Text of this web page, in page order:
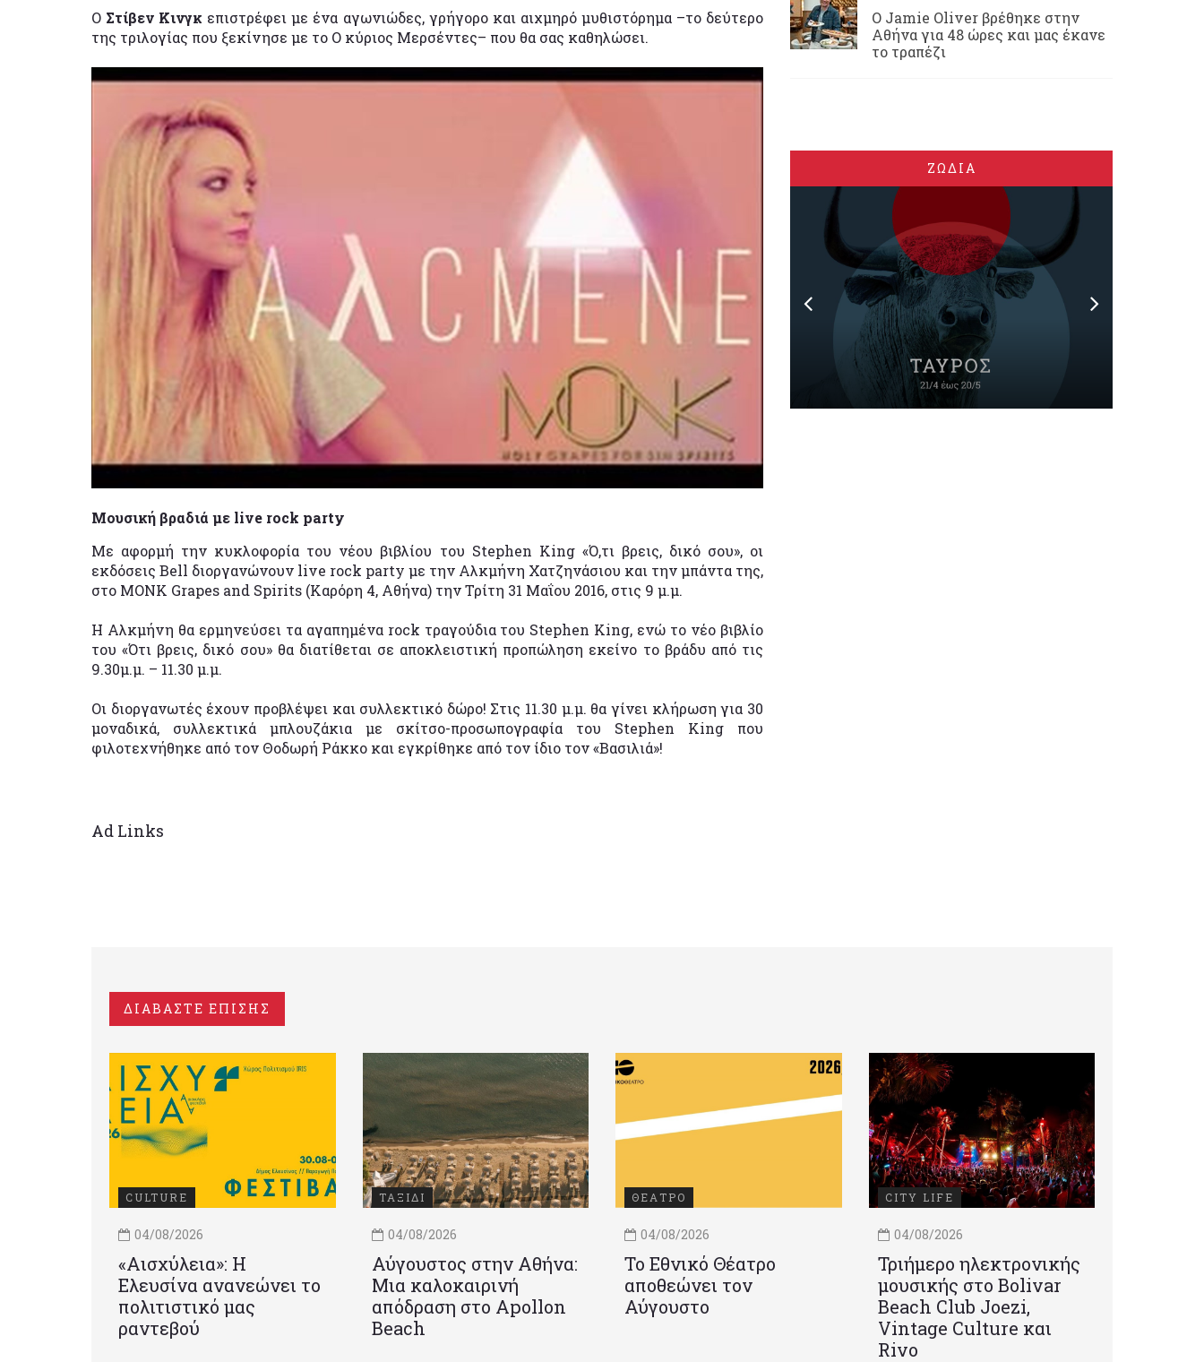
Ο Στίβεν Κινγκ επιστρέφει με ένα αγωνιώδες, γρήγορο και αιχμηρό μυθιστόρημα –το δεύτερο
της τριλογίας που ξεκίνησε με το Ο κύριος Μερσέντες– που θα σας καθηλώσει.
Μουσική βραδιά με live rock party
Mε αφορμή την κυκλοφορία του νέου βιβλίου του Stephen King «Ό,τι βρεις, δικό σου», οι
εκδόσεις Bell διοργανώνουν live rock party με την Αλκμήνη Χατζηνάσιου και την μπάντα της,
στο ΜΟΝΚ Grapes and Spirits (Καρόρη 4, Αθήνα) την Τρίτη 31 Μαΐου 2016, στις 9 μ.μ.
H Aλκμήνη θα ερμηνεύσει τα αγαπημένα rock τραγούδια του Stephen King, ενώ το νέο βιβλίο
του «Ότι βρεις, δικό σου» θα διατίθεται σε αποκλειστική προπώληση εκείνο το βράδυ από τις
9.30μ.μ. – 11.30 μ.μ.
Οι διοργανωτές έχουν προβλέψει και συλλεκτικό δώρο! Στις 11.30 μ.μ. θα γίνει κλήρωση για 30
μοναδικά, συλλεκτικά μπλουζάκια με σκίτσο-προσωπογραφία του Stephen King που
φιλοτεχνήθηκε από τον Θοδωρή Ράκκο και εγκρίθηκε από τον ίδιο τον «Βασιλιά»!
Ad Links
Ο Jamie Oliver βρέθηκε στην
Αθήνα για 48 ώρες και μας έκανε
το τραπέζι
ΖΩΔΙΑ
ΔΙΑΒΑΣΤΕ ΕΠΙΣΗΣ
CULTURE
04/08/2026
«Αισχύλεια»: Η
Ελευσίνα ανανεώνει το
πολιτιστικό μας
ραντεβού
ΤΑΞΙΔΙ
04/08/2026
Αύγουστος στην Αθήνα:
Μια καλοκαιρινή
απόδραση στο Apollon
Beach
ΘΕΑΤΡΟ
04/08/2026
Το Εθνικό Θέατρο
αποθεώνει τον
Αύγουστο
CITY LIFE
04/08/2026
Τριήμερο ηλεκτρονικής
μουσικής στο Bolivar
Beach Club Joezi,
Vintage Culture και
Rivo